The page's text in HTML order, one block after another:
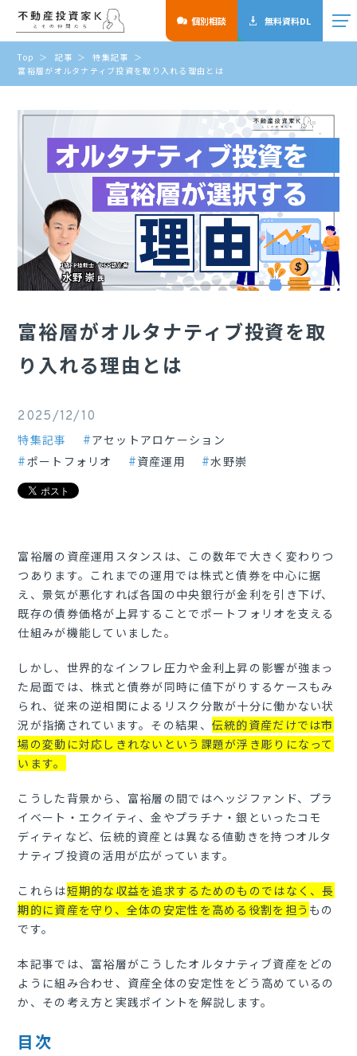
個別相談 無料資料DL
Top 記事
特集記事
富裕層がオルタナティブ投資を取り入れる理由とは
富裕層がオルタナティブ投資を取
り入れる理由とは
2025/12/10
特集記事
アセットアロケーション
ポートフォリオ
資産運用 水野崇
富裕層の資産運用スタンスは、この数年で大きく変わりつ
つあります。これまでの運用では株式と債券を中心に据
え、景気が悪化すれば各国の中央銀行が金利を引き下げ、
既存の債券価格が上昇することでポートフォリオを支える
仕組みが機能していました。
しかし、世界的なインフレ圧力や金利上昇の影響が強まっ
た局面では、株式と債券が同時に値下がりするケースもみ
られ、従来の逆相関によるリスク分散が十分に働かない状
況が指摘されています。その結果、 伝統的資産だけでは市
場の変動に対応しきれないという課題が浮き彫りになって
います。
こうした背景から、富裕層の間ではヘッジファンド、プラ
イベート・エクイティ、金やプラチナ・銀といったコモ
ディティなど、伝統的資産とは異なる値動きを持つオルタ
ナティブ投資の活用が広がっています。
これらは短期的な収益を追求するためのものではなく、長
期的に資産を守り、全体の安定性を高める役割を担う もの
です。
本記事では、富裕層がこうしたオルタナティブ資産をどの
ように組み合わせ、資産全体の安定性をどう高めているの
か、その考え方と実践ポイントを解説します。
目次